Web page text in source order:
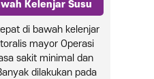
Kelenjar Susu
di bawah kelenjar
mayor Operasi
sakit minimal dan
dilakukan pada